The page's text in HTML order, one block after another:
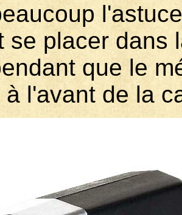
se placer dans
que le
à l'avant de la